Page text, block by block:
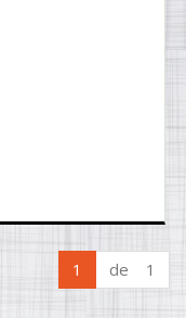
1 de 1